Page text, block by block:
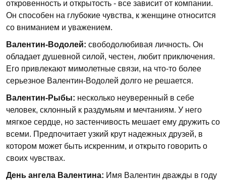
откровенность и открытость - все зависит от компании.
Он способен на глубокие чувства, к женщине относится
со вниманием и уважением.
Валентин-Водолей: свободолюбивая личность. Он
обладает душевной силой, честен, любит приключения.
Его привлекают мимолетные связи, на что-то более
серьезное Валентин-Водолей долго не решается.
Валентин-Рыбы: несколько неуверенный в себе
человек, склонный к раздумьям и мечтаниям. У него
мягкое сердце, но застенчивость мешает ему дружить со
всеми. Предпочитает узкий крут надежных друзей, в
котором может быть искренним, и открыто говорить о
своих чувствах.
День ангела Валентина: Имя Валентин дважды в году